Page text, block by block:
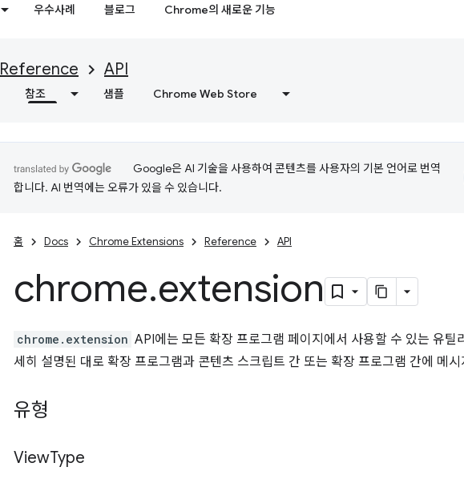
우수사례 블로그 Chrome의 새로운 기능
Reference API
참조 샘플 Chrome Web Store
Google은 AI 기술을 사용하여 콘텐츠를 사용자의 기본 언어로 번역
합니다. AI 번역에는 오류가 있을 수 있습니다.
홈 Docs Chrome Extensions Reference API
chrome.extension
chrome.extension API에는 모든 확장 프로그램 페이지에서 사용할 수 있는 유틸
세히 설명된 대로 확장 프로그램과 콘텐츠 스크립트 간 또는 확장 프로그램 간에 메
유형
ViewType